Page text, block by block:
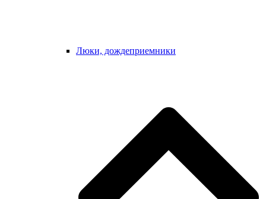
Люки, дождеприемники